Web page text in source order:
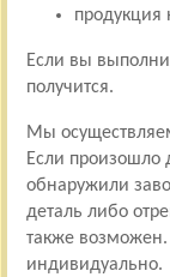
продукция
Если вы
получится.
Мы
Если произошло
обнаружили
деталь либо
также
индивидуально.